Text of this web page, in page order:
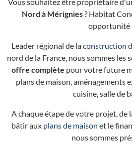
Nord à Mérignies? Habitat
opportunité
Leader régional de laconstruction
nord de la France, nous sommes les
offre complète pour votre future
plans de maison, aménagements
cuisine, salle de
A chaque étape de votre projet, de
bâtir aux plans de maison et le
nous sommes